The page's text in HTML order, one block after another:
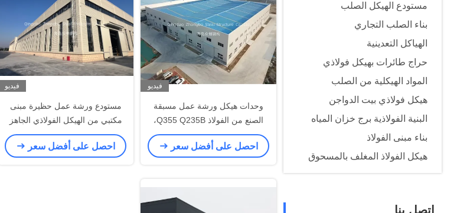
مستودع الهيكل الصلب
بناء الصلب التجاري
الهياكل التعدينية
حراج طائرات بهيكل فولاذي
المواد الهيكلية من الصلب
هيكل فولاذي بيت الدواجن
البنية الفولاذية برج خزان المياه
بناء مبنى الفولاذ
هيكل الفولاذ المغلف بالمسحوق
اتصل بنا
فيديو
وحدات هيكل ورشة عمل مسبقة
الصنع من الفولاذ Q355 Q235B،
صفائح FRP بسمك 1.0 مم - 2.0
مم
احصل على أفضل سعر
فيديو
مستودع ورشة عمل حظيرة مبنى
مكتبي من الهيكل الفولاذي الجاهز
احصل على أفضل سعر